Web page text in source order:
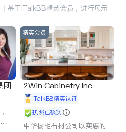
| 基于iTalkBB精英会员，进行展示
团
精英会员
2Win Cabinetry Inc.
iTalkBB精英认证
执照已核实
中华橱柜石材公司以实惠的